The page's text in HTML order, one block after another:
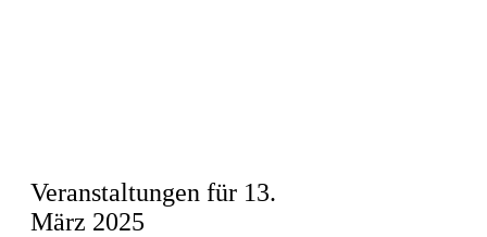
Veranstaltungen für 13.
März 2025